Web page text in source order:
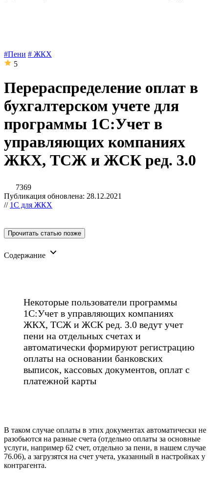
#Пени # ЖКХ
5
Перераспределение оплат в
бухгалтерском учете для
программы 1С:Учет в
управляющих компаниях
ЖКХ, ТСЖ и ЖСК ред. 3.0
7369
Публикация обновлена: 28.12.2021
// 1C для ЖКХ
Прочитать статью позже
Содержание
Некоторые пользователи программы
1С:Учет в управляющих компаниях
ЖКХ, ТСЖ и ЖСК ред. 3.0 ведут учет
пени на отдельных счетах и
автоматически формируют регистрацию
оплаты на основании банковских
выписок, кассовых документов, оплат с
платежной карты
В таком случае оплаты в этих документах автоматически не
разобьются на разные счета (отдельно оплаты за основные
услуги, например 62 счет, отдельно за пени, в нашем случае
76.06), а загрузятся на счет учета, указанный в настройках у
контрагента.